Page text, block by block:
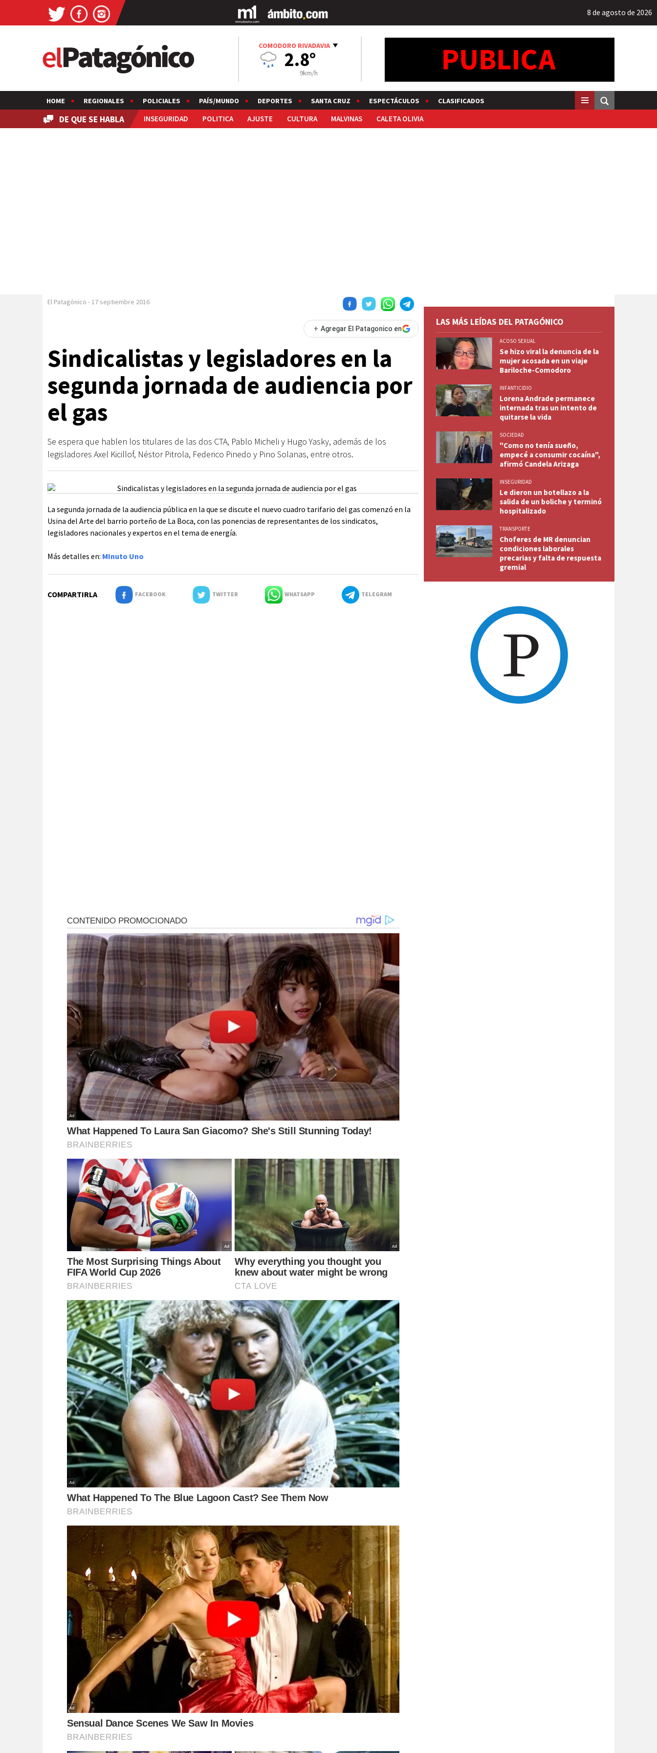
8 de agosto de 2026
COMODORO RIVADAVIA
2.8°
9km/h
HOME REGIONALES POLICIALES PAÍS/MUNDO DEPORTES SANTA CRUZ ESPECTÁCULOS CLASIFICADOS
DE QUE SE HABLA INSEGURIDAD POLITICA AJUSTE CULTURA MALVINAS CALETA OLIVIA
El Patagónico - 17 septiembre 2016
+ Agregar El Patagonico en
Sindicalistas y legisladores en la
segunda jornada de audiencia por
el gas
Se espera que hablen los titulares de las dos CTA, Pablo Micheli y Hugo Yasky, además de los
legisladores Axel Kicillof, Néstor Pitrola, Federico Pinedo y Pino Solanas, entre otros.
La segunda jornada de la audiencia pública en la que se discute el nuevo cuadro tarifario del gas comenzó en la
Usina del Arte del barrio porteño de La Boca, con las ponencias de representantes de los sindicatos,
legisladores nacionales y expertos en el tema de energía.
Más detalles en: MInuto Uno
COMPARTIRLA FACEBOOK TWITTER WHATSAPP TELEGRAM
LAS MÁS LEÍDAS DEL PATAGÓNICO
ACOSO SEXUAL
Se hizo viral la denuncia de la
mujer acosada en un viaje
Bariloche-Comodoro
INFANTICIDIO
Lorena Andrade permanece
internada tras un intento de
quitarse la vida
SOCIEDAD
"Como no tenía sueño,
empecé a consumir cocaína",
afirmó Candela Arizaga
INSEGURIDAD
Le dieron un botellazo a la
salida de un boliche y terminó
hospitalizado
TRANSPORTE
Choferes de MR denuncian
condiciones laborales
precarias y falta de respuesta
gremial